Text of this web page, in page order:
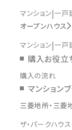
マンション 一戸
オープンハウス
マンション 一戸
購入お役立
購入の流れ
マンション
三菱地所・三菱
ザ・パークハウス